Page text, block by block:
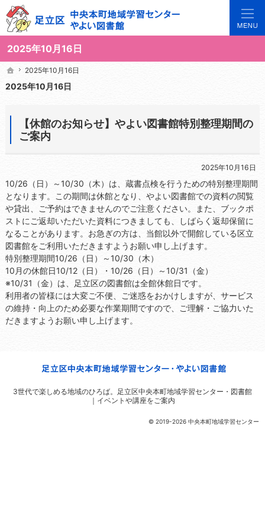
2025年10月16日
3世代で楽しめる地域のひろば。当サイトでは地域の講座や施設をご案内しています。
足立区中央本町地域学習センターや図書館の総合案内サイト
ホーム
2025年10月16日
2025年10月16日
【休館のお知らせ】やよい図書館特別整理期間の
ご案内
2025年10月16日
10/26（日）～10/30（木）は、蔵書点検を行うための特別整理期間
となります。この期間は休館となり、やよい図書館での資料の閲覧
や貸出、ご予約はできませんのでご注意ください。また、ブックポ
ストにご返却いただいた資料につきましても、しばらく返却保留に
なることがあります。お急ぎの方は、当館以外で開館している区立
図書館をご利用いただきますようお願い申し上げます。
特別整理期間10/26（日）～10/30（木）
10月の休館日10/12（日）・10/26（日）～10/31（金）
※10/31（金）は、足立区の図書館は全館休館日です。
利用者の皆様には大変ご不便、ご迷惑をおかけしますが、サービス
の維持・向上のため必要な作業期間ですので、ご理解・ご協力いた
だきますようお願い申し上げます。
ホーム
2025年10月16日
© 2019-2026 中央本町地域学習センター
3世代で楽しめる地域のひろば。
足立区中央本町地域学習センター・図書館
｜イベントや講座をご案内